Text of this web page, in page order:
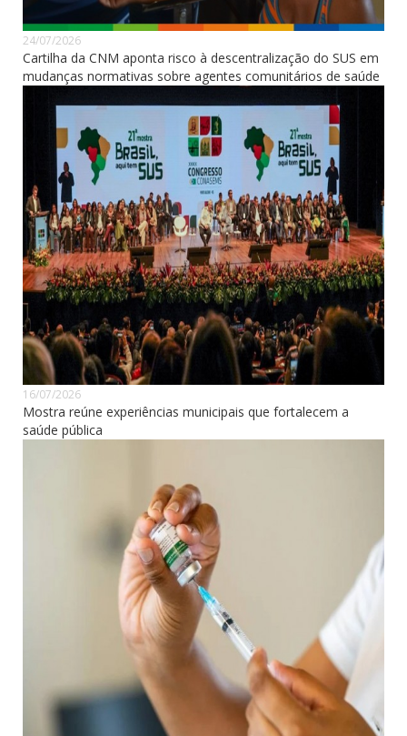
24/07/2026
Cartilha da CNM aponta risco à descentralização do SUS em
mudanças normativas sobre agentes comunitários de saúde
16/07/2026
Mostra reúne experiências municipais que fortalecem a
saúde pública